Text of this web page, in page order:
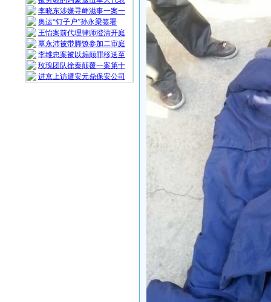
李晓东涉嫌寻衅滋事一案一
奥运“钉子户”孙永梁签署
王怡案前代理律师澄清开庭
覃永沛被带脚镣参加二审庭
李维忠案被以煽颠罪移送至
玫瑰团队徐秦颠覆一案第十
进京上访遭安元鼎保安公司